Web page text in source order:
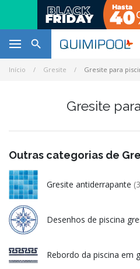

Início Gresite Gresite para
Gresite
Outras categorias de
Gresite antiderrapante
Desenhos de piscina
Rebordo da piscina em